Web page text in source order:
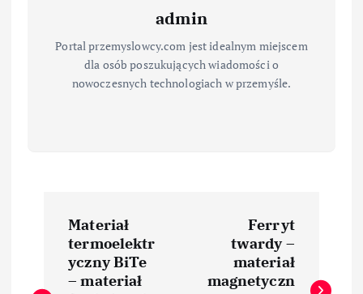
admin
Portal przemyslowcy.com jest idealnym miejscem
dla osób poszukujących wiadomości o
nowoczesnych technologiach w przemyśle.
Materiał
termoelektr
yczny BiTe
– materiał
Ferryt
twardy –
materiał
magnetyczn